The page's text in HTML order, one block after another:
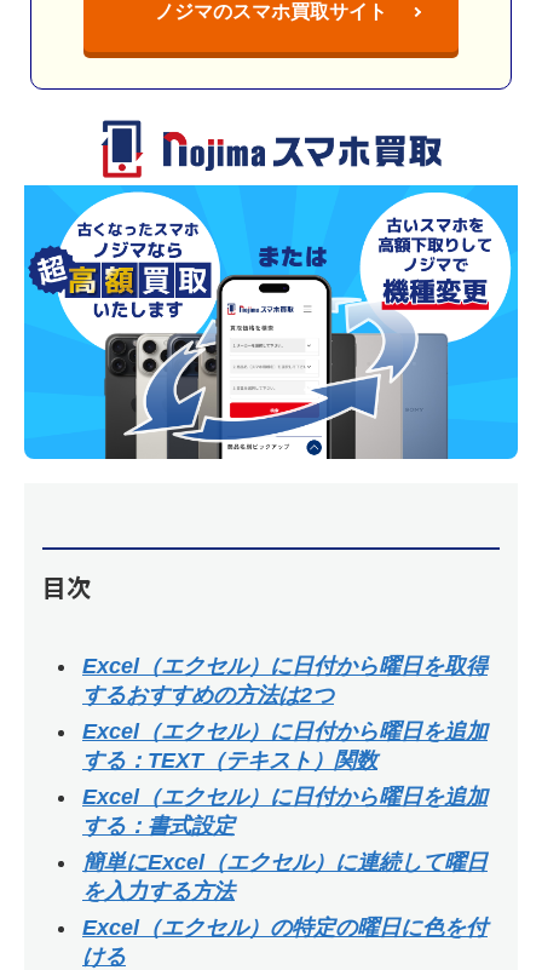
ノジマのスマホ買取サイト
目次
Excel（エクセル）に日付から曜日を取得
するおすすめの方法は2つ
Excel（エクセル）に日付から曜日を追加
する：TEXT（テキスト）関数
Excel（エクセル）に日付から曜日を追加
する：書式設定
簡単にExcel（エクセル）に連続して曜日
を入力する方法
Excel（エクセル）の特定の曜日に色を付
ける